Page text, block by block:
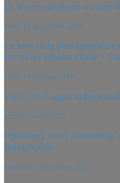
Et si nous parlions un peu
lundi 10 décembre 2018
Le moyen le plus simple de
sur votre iPhone [Tuto +
jeudi 24 octobre 2019
Tech : les 5 apps
samedi 7 avril 2012
Optimisez votre marketing
Infographie
vendredi 7 décembre 2012